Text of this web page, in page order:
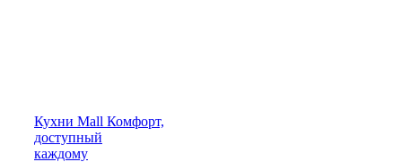
Кухни Mall Комфорт,
доступный
каждому